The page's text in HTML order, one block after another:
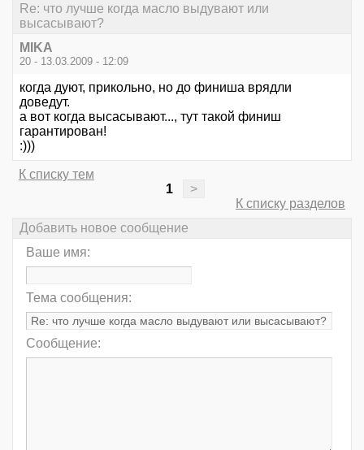
Re: что лучше когда масло выдувают или
высасывают?
MIKA
20 - 13.03.2009 - 12:09
когда дуют, прикольно, но до финиша врядли
доведут.
а вот когда высасывают..., тут такой финиш
гарантирован!
:)))
К списку тем
1
>
К списку разделов
Добавить новое сообщение
Ваше имя:
Тема сообщения:
Сообщение: